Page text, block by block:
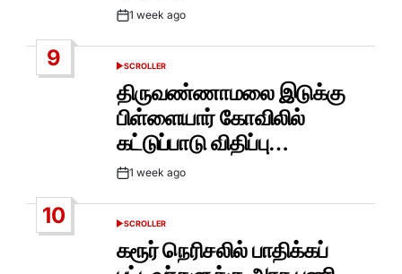
Post1 week ago
9
POSTED
SCROLLER
திருவண்ணாமலை இடுக்கு
பிள்ளையார் கோவிலில்
கட்டுப்பாடு விதிப்பு…
Post1 week ago
10
POSTED
SCROLLER
கரூர் நெரிசலில் பாதிக்கப்